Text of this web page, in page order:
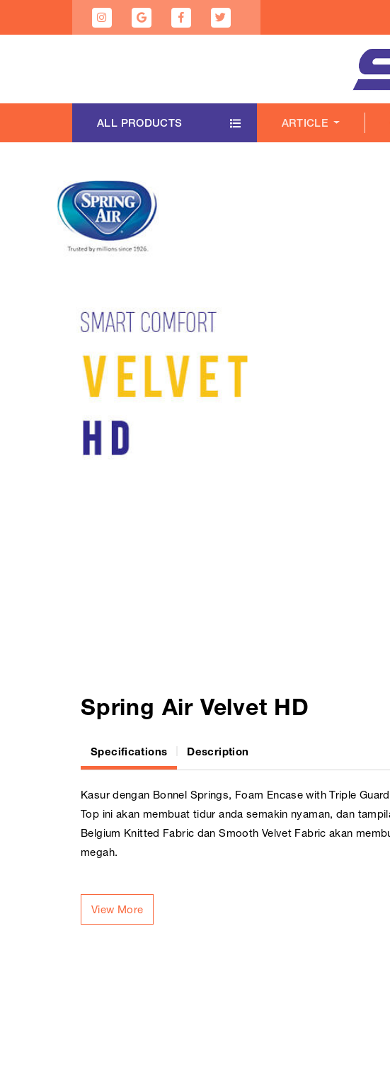
ALL PRODUCTS ARTICLE
Spring Air Velvet HD
Specifications Description
Kasur dengan Bonnel Springs, Foam Encase with Triple
Top ini akan membuat tidur anda semakin nyaman, dan
Belgium Knitted Fabric dan Smooth Velvet Fabric akan
megah.